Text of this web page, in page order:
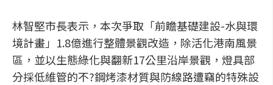
林智堅市長表示，本次爭取「前瞻基礎建設-水與環
境計畫」1.8億進行整體景觀改造，除活化港南風景
區，並以生態綠化與翻新17公里沿岸景觀，燈具部
分採低維管的不?鋼烤漆材質與防線路遭竊的特殊設